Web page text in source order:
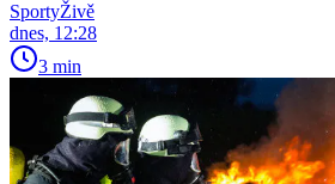
SportyŽivě
dnes, 12:28
3 min